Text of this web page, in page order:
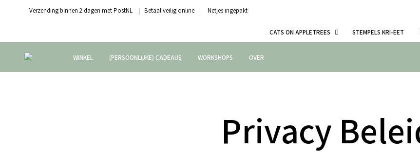
Verzending binnen 2 dagen met PostNL | Betaal veilig online | Netjes ingepakt
CATS ON APPLETREES STEMPELS KRI-EET
WINKEL (PERSOONLIJKE) CADEAUS WORKSHOPS OVER
Privacy